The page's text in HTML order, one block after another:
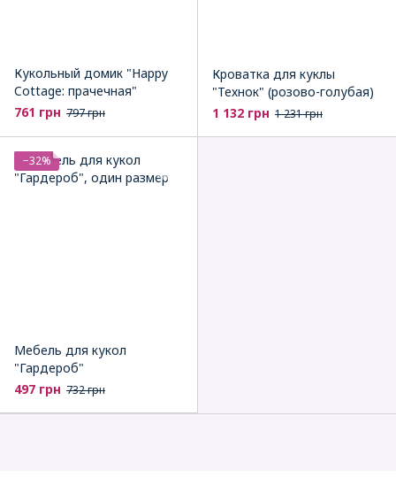
Кукольный домик "Happy
Cottage: прачечная"
761 грн 797 грн
Кроватка для куклы
"Технок" (розово-голубая)
1 132 грн 1 231 грн
−32%
Мебель для кукол
"Гардероб"
497 грн 732 грн